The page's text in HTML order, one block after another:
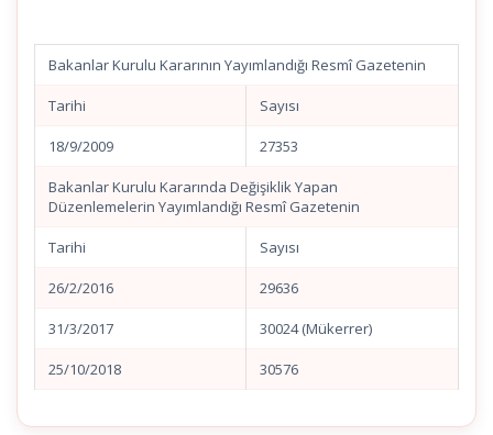
Bakanlar Kurulu Kararının Yayımlandığı Resmî Gazetenin
Tarihi Sayısı
18/9/2009 27353
Bakanlar Kurulu Kararında Değişiklik Yapan
Düzenlemelerin Yayımlandığı Resmî Gazetenin
Tarihi Sayısı
26/2/2016 29636
31/3/2017 30024 (Mükerrer)
25/10/2018 30576